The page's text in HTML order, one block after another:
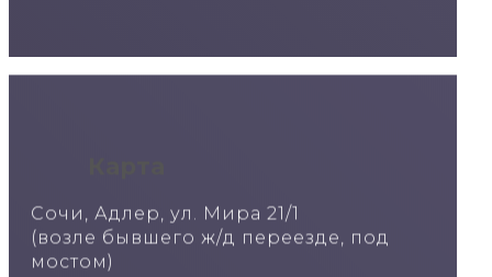
Сочи, Адлер, ул. Мира 21/1
(возле бывшего ж/д переезде, под
мостом)